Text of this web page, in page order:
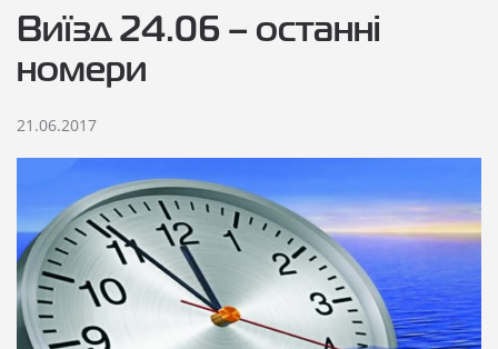
Виїзд 24.06 – останні
номери
21.06.2017